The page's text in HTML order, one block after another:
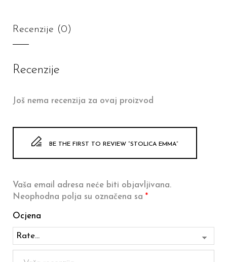
Recenzije (0)
Recenzije
Još nema recenzija za ovaj proizvod
BE THE FIRST TO REVIEW “STOLICA EMMA”
Vaša email adresa neće biti objavljivana.
Neophodna polja su označena sa *
Ocjena